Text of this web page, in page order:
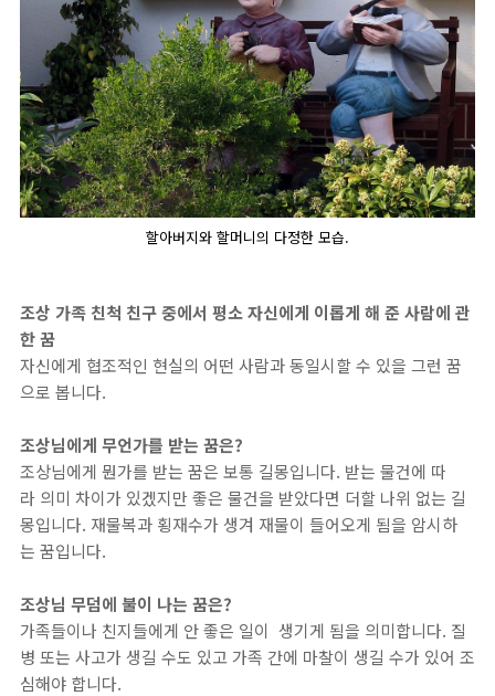
할아버지와 할머니의 다정한 모습.
조상 가족 친척 친구 중에서 평소 자신에게 이롭게 해 준 사람에 관
한 꿈
자신에게 협조적인 현실의 어떤 사람과 동일시할 수 있을 그런 꿈
으로 봅니다.
조상님에게 무언가를 받는 꿈은?
조상님에게 뭔가를 받는 꿈은 보통 길몽입니다. 받는 물건에 따
라 의미 차이가 있겠지만 좋은 물건을 받았다면 더할 나위 없는 길
몽입니다. 재물복과 횡재수가 생겨 재물이 들어오게 됨을 암시하
는 꿈입니다.
조상님 무덤에 불이 나는 꿈은?
가족들이나 친지들에게 안 좋은 일이 생기게 됨을 의미합니다. 질
병 또는 사고가 생길 수도 있고 가족 간에 마찰이 생길 수가 있어 조
심해야 합니다.